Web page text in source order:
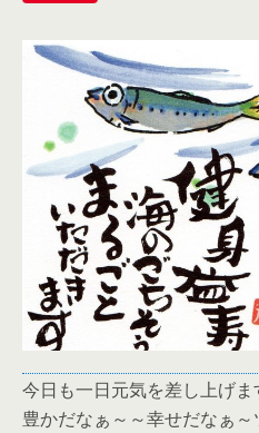
今日も一日元気を差し上げま
豊かだなぁ～～幸せだなぁ～